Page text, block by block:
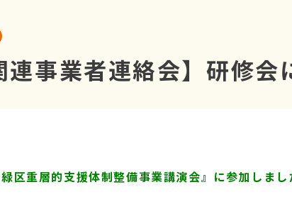
連事業者連絡会】研修会
区重層的支援体制整備事業講演会』に参加しまし